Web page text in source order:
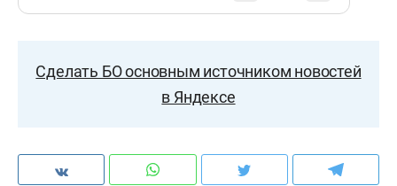
Сделать БО основным источником новостей
в Яндексе